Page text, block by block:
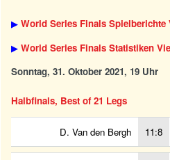
▶ World Series Finals Spielberichte
▶ World Series Finals Statistiken
Sonntag, 31. Oktober 2021, 19 Uhr
Halbfinals, Best of 21 Legs
D. Van den Bergh 11:8